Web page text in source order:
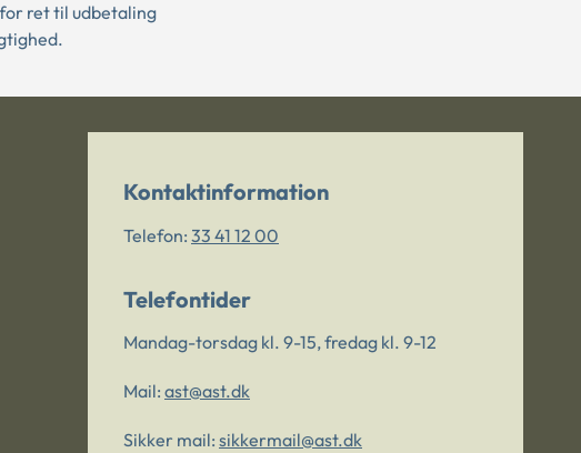
ret til udbetaling
Kontaktinformation
Telefon: 33 41 12 00
Telefontider
Mandag-torsdag kl. 9-15, fredag kl. 9-12
Mail: ast@ast.dk
Sikker mail: sikkermail@ast.dk